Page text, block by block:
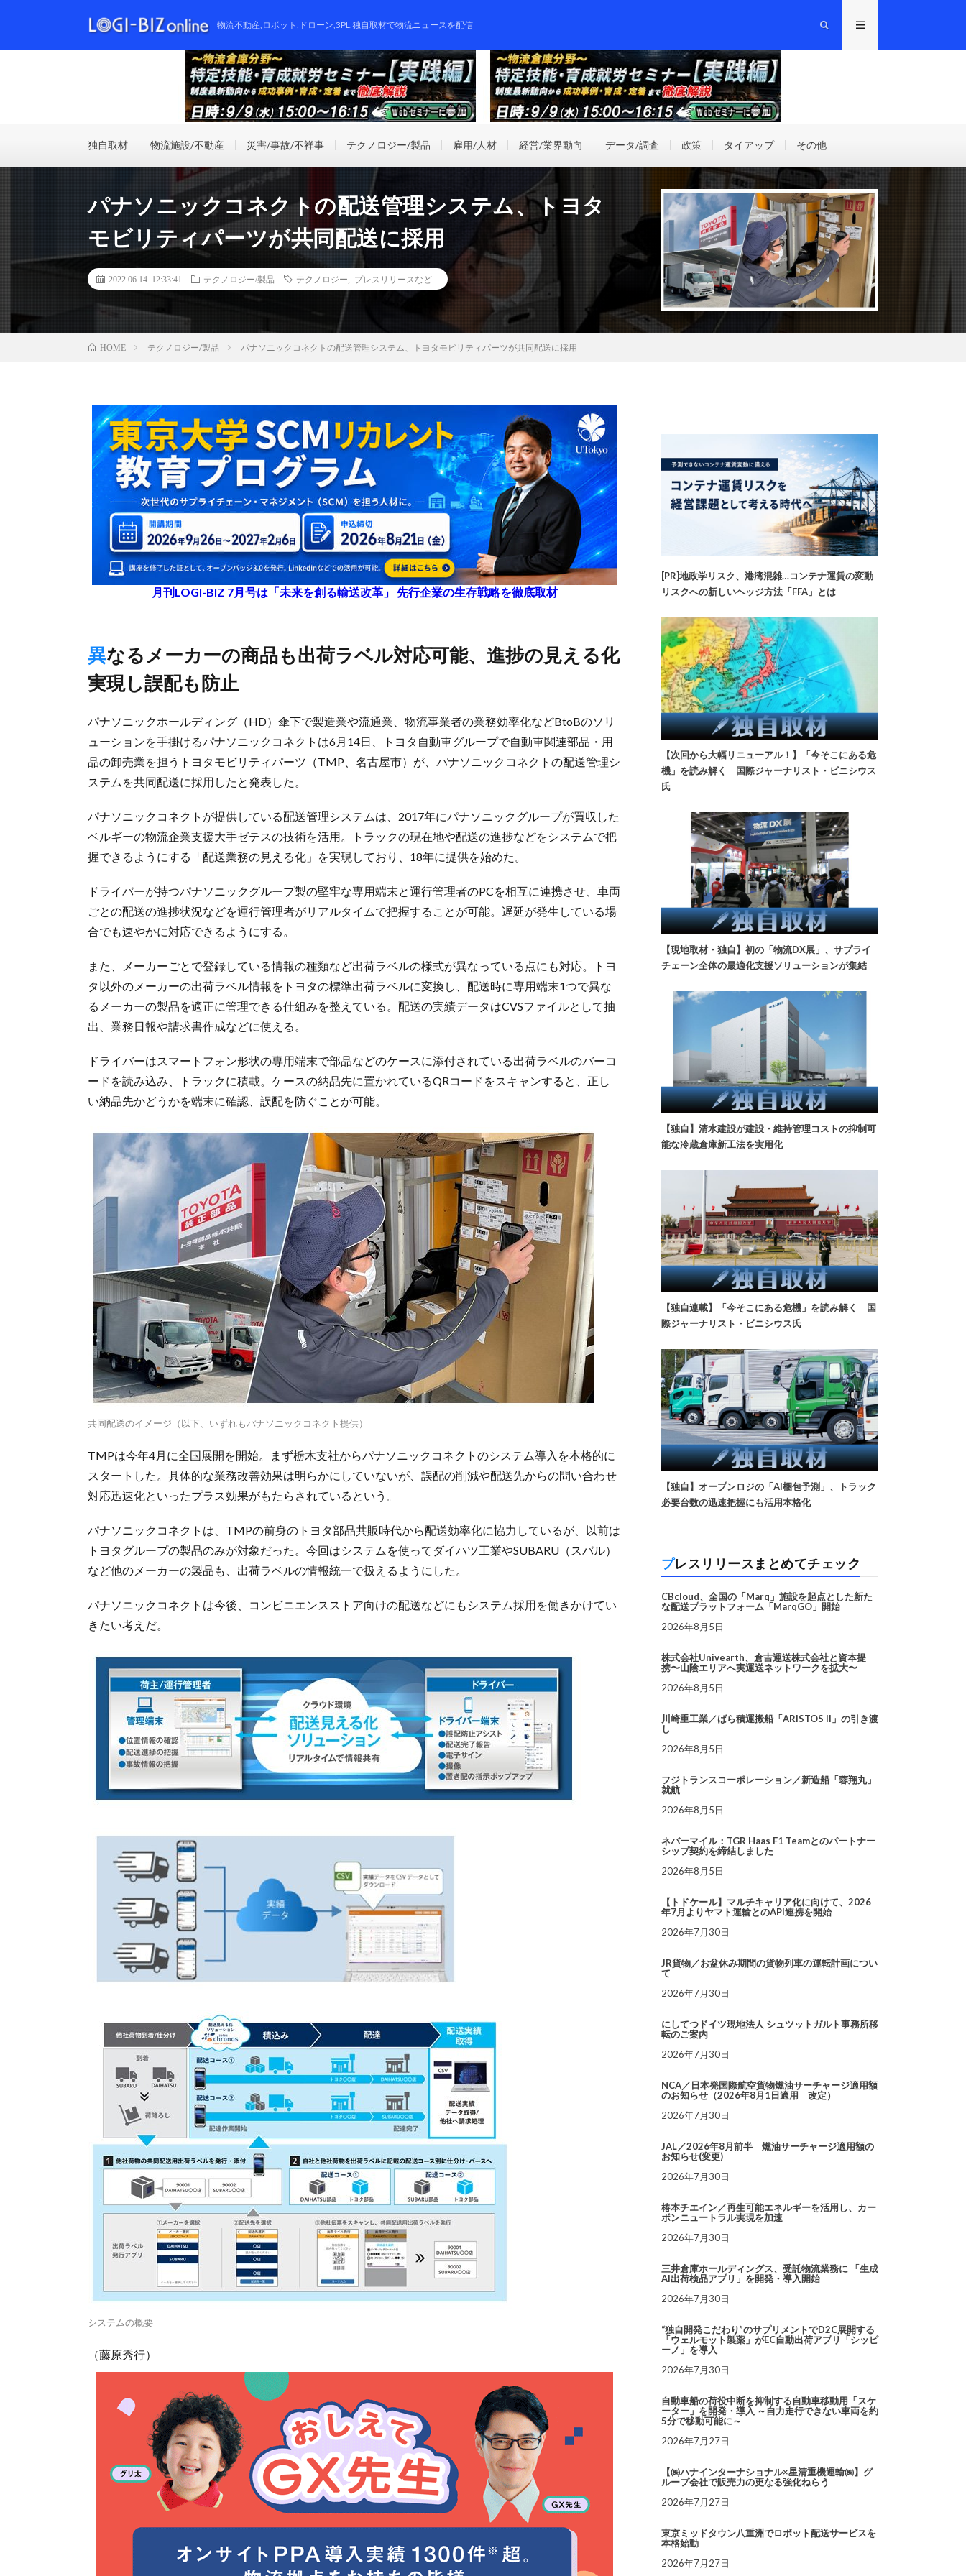
物流不動産,ロボット,ドローン,3PL,独自取材で物流ニュースを配信
独自取材 物流施設/不動産 災害/事故/不祥事 テクノロジー/製品 雇用/人材 経営/業界動向 データ/調査 政策 タイアップ その他
パナソニックコネクトの配送管理システム、トヨタ
モビリティパーツが共同配送に採用
2022.06.14 12:33:41 テクノロジー/製品 テクノロジー プレスリリースなど
HOME テクノロジー/製品 パナソニックコネクトの配送管理システム、トヨタモビリティパーツが共同配送に採用
月刊LOGI-BIZ 7月号は「未来を創る輸送改革」 先行企業の生存戦略を徹底取材
異なるメーカーの商品も出荷ラベル対応可能、進捗の見える化
実現し誤配も防止
パナソニックホールディング（HD）傘下で製造業や流通業、物流事業者の業務効率化などBtoBのソリ
ューションを手掛けるパナソニックコネクトは6月14日、トヨタ自動車グループで自動車関連部品・用
品の卸売業を担うトヨタモビリティパーツ（TMP、名古屋市）が、パナソニックコネクトの配送管理シ
ステムを共同配送に採用したと発表した。
パナソニックコネクトが提供している配送管理システムは、2017年にパナソニックグループが買収した
ベルギーの物流企業支援大手ゼテスの技術を活用。トラックの現在地や配送の進捗などをシステムで把
握できるようにする「配送業務の見える化」を実現しており、18年に提供を始めた。
ドライバーが持つパナソニックグループ製の堅牢な専用端末と運行管理者のPCを相互に連携させ、車両
ごとの配送の進捗状況などを運行管理者がリアルタイムで把握することが可能。遅延が発生している場
合でも速やかに対応できるようにする。
また、メーカーごとで登録している情報の種類など出荷ラベルの様式が異なっている点にも対応。トヨ
タ以外のメーカーの出荷ラベル情報をトヨタの標準出荷ラベルに変換し、配送時に専用端末1つで異な
るメーカーの製品を適正に管理できる仕組みを整えている。配送の実績データはCVSファイルとして抽
出、業務日報や請求書作成などに使える。
ドライバーはスマートフォン形状の専用端末で部品などのケースに添付されている出荷ラベルのバーコ
ードを読み込み、トラックに積載。ケースの納品先に置かれているQRコードをスキャンすると、正し
い納品先かどうかを端末に確認、誤配を防ぐことが可能。
共同配送のイメージ（以下、いずれもパナソニックコネクト提供）
TMPは今年4月に全国展開を開始。まず栃木支社からパナソニックコネクトのシステム導入を本格的に
スタートした。具体的な業務改善効果は明らかにしていないが、誤配の削減や配送先からの問い合わせ
対応迅速化といったプラス効果がもたらされているという。
パナソニックコネクトは、TMPの前身のトヨタ部品共販時代から配送効率化に協力しているが、以前は
トヨタグループの製品のみが対象だった。今回はシステムを使ってダイハツ工業やSUBARU（スバル）
など他のメーカーの製品も、出荷ラベルの情報統一で扱えるようにした。
パナソニックコネクトは今後、コンビニエンスストア向けの配送などにもシステム採用を働きかけてい
きたい考えだ。
システムの概要
（藤原秀行）
[PR]地政学リスク、港湾混雑…コンテナ運賃の変動
リスクへの新しいヘッジ方法「FFA」とは
【次回から大幅リニューアル！】「今そこにある危
機」を読み解く 国際ジャーナリスト・ビニシウス
氏
【現地取材・独自】初の「物流DX展」、サプライ
チェーン全体の最適化支援ソリューションが集結
【独自】清水建設が建設・維持管理コストの抑制可
能な冷蔵倉庫新工法を実用化
【独自連載】「今そこにある危機」を読み解く 国
際ジャーナリスト・ビニシウス氏
【独自】オープンロジの「AI梱包予測」、トラック
必要台数の迅速把握にも活用本格化
プレスリリースまとめてチェック
CBcloud、全国の「Marq」施設を起点とした新た
な配送プラットフォーム「MarqGO」開始
2026年8月5日
株式会社Univearth、倉吉運送株式会社と資本提
携〜山陰エリアへ実運送ネットワークを拡大〜
2026年8月5日
川崎重工業／ばら積運搬船「ARISTOS II」の引き渡
し
2026年8月5日
フジトランスコーポレーション／新造船「蓉翔丸」
就航
2026年8月5日
ネバーマイル：TGR Haas F1 Teamとのパートナー
シップ契約を締結しました
2026年8月5日
【トドケール】マルチキャリア化に向けて、2026
年7月よりヤマト運輸とのAPI連携を開始
2026年7月30日
JR貨物／お盆休み期間の貨物列車の運転計画につい
て
2026年7月30日
にしてつドイツ現地法人 シュツットガルト事務所移
転のご案内
2026年7月30日
NCA／日本発国際航空貨物燃油サーチャージ適用額
のお知らせ（2026年8月1日適用 改定）
2026年7月30日
JAL／2026年8月前半 燃油サーチャージ適用額の
お知らせ(変更)
2026年7月30日
椿本チエイン／再生可能エネルギーを活用し、カー
ボンニュートラル実現を加速
2026年7月30日
三井倉庫ホールディングス、受託物流業務に 「生成
AI出荷検品アプリ」を開発・導入開始
2026年7月30日
“独自開発こだわり”のサプリメントでD2C展開する
「ウェルモット製薬」がEC自動出荷アプリ「シッピ
ーノ」を導入
2026年7月30日
自動車船の荷役中断を抑制する自動車移動用「スケ
ーター」を開発・導入 ～自力走行できない車両を約
5分で移動可能に～
2026年7月27日
【㈱ハナインターナショナル×星清重機運輸㈱】グ
ループ会社で販売力の更なる強化ねらう
2026年7月27日
東京ミッドタウン八重洲でロボット配送サービスを
本格始動
2026年7月27日